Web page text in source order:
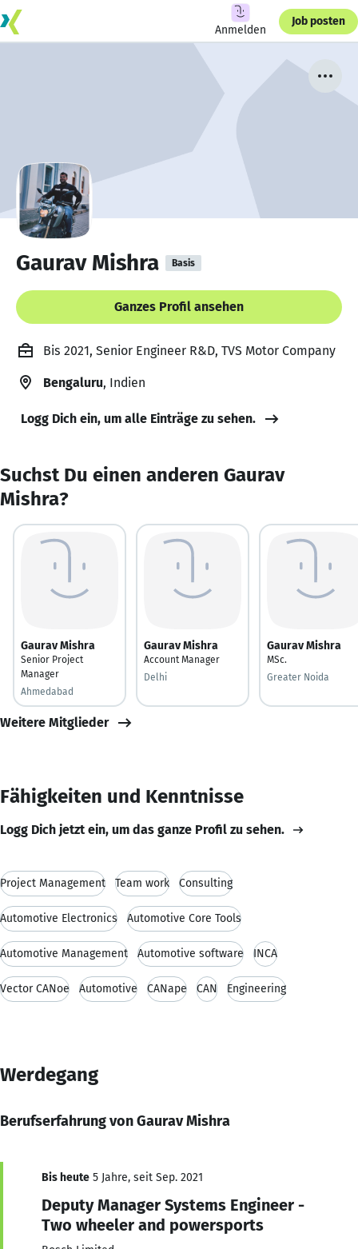
Anmelden
Job posten
Gaurav Mishra Basis
Ganzes Profil ansehen
Bis 2021, Senior Engineer R&D, TVS Motor Company
Bengaluru, Indien
Logg Dich ein, um alle Einträge zu sehen.
Suchst Du einen anderen Gaurav
Mishra?
Gaurav Mishra
Senior Project
Manager
Ahmedabad
Gaurav Mishra
Account Manager
Delhi
Gaurav Mishra
MSc.
Greater Noida
Weitere Mitglieder
Fähigkeiten und Kenntnisse
Logg Dich jetzt ein, um das ganze Profil zu sehen.
Project Management Team work Consulting
Automotive Electronics Automotive Core Tools
Automotive Management Automotive software INCA
Vector CANoe Automotive CANape CAN Engineering
Werdegang
Berufserfahrung von Gaurav Mishra
Bis heute 5 Jahre, seit Sep. 2021
Deputy Manager Systems Engineer -
Two wheeler and powersports